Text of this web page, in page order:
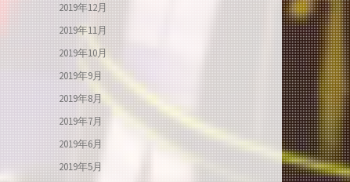
2019年12月
2019年11月
2019年10月
2019年9月
2019年8月
2019年7月
2019年6月
2019年5月